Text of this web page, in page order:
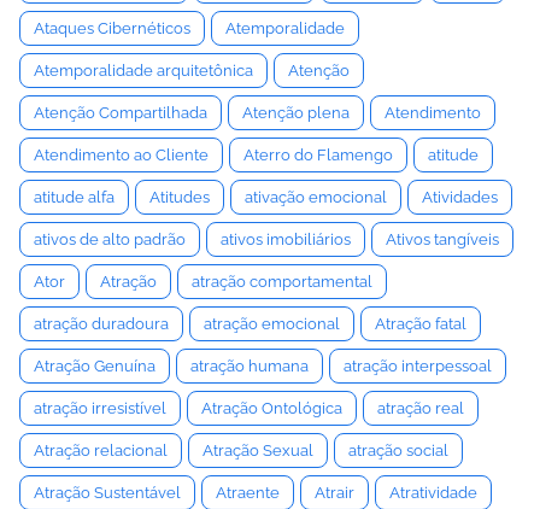
Ataques Cibernéticos Atemporalidade
Atemporalidade arquitetônica Atenção
Atenção Compartilhada Atenção plena Atendimento
Atendimento ao Cliente Aterro do Flamengo atitude
atitude alfa Atitudes ativação emocional Atividades
ativos de alto padrão ativos imobiliários Ativos tangíveis
Ator Atração atração comportamental
atração duradoura atração emocional Atração fatal
Atração Genuína atração humana atração interpessoal
atração irresistível Atração Ontológica atração real
Atração relacional Atração Sexual atração social
Atração Sustentável Atraente Atrair Atratividade